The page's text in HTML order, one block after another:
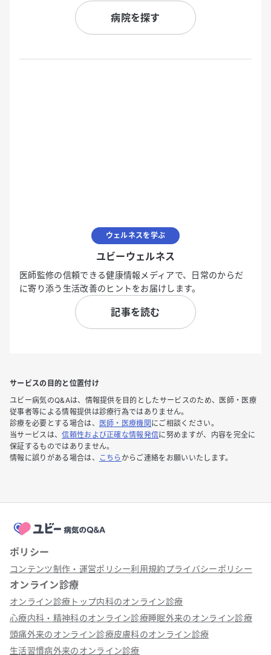
病院を探す
ウェルネスを学ぶ
ユビーウェルネス
医師監修の信頼できる健康情報メディアで、日常のからだ
に寄り添う生活改善のヒントをお届けします。
記事を読む
サービスの目的と位置付け
ユビー病気のQ&Aは、情報提供を目的としたサービスのため、医師・医療
従事者等による情報提供は診療行為ではありません。
診療を必要とする場合は、
医師・医療機関 にご相談ください。
当サービスは、信頼性および正確な情報発信に努めますが、内容を完全に
保証するものではありません。
情報に誤りがある場合は、
こちら からご連絡をお願いいたします。
ポリシー
コンテンツ制作・運営ポリシー利用規約プライバシーポリシー
オンライン診療
オンライン診療トップ内科のオンライン診療
心療内科・精神科のオンライン診療睡眠外来のオンライン診療
頭痛外来のオンライン診療皮膚科のオンライン診療
生活習慣病外来のオンライン診療